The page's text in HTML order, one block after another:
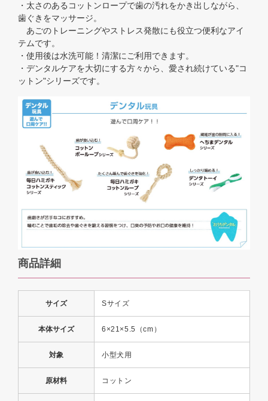
・太さのあるコットンロープで歯の汚れをかき出しながら、
歯ぐきをマッサージ。
あごのトレーニングやストレス発散にも役立つ便利なアイ
テムです。
・使用後は水洗可能！清潔にご利用できます。
・デンタルケアを大切にする方々から、愛され続けている"コ
ットン"シリーズです。
商品詳細
サイズ Sサイズ
本体サイズ 6×21×5.5（cm）
対象 小型犬用
原材料 コットン